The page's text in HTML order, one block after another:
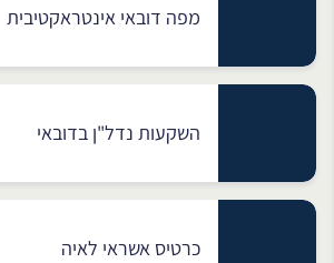
מפה דובאי אינטראקטיבית
השקעות נדל"ן בדובאי
כרטיס אשראי לאיה